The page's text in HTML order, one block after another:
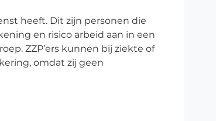
heeft. Dit zijn personen die
en risico arbeid aan in een
ZZP’ers kunnen bij ziekte of
omdat zij geen